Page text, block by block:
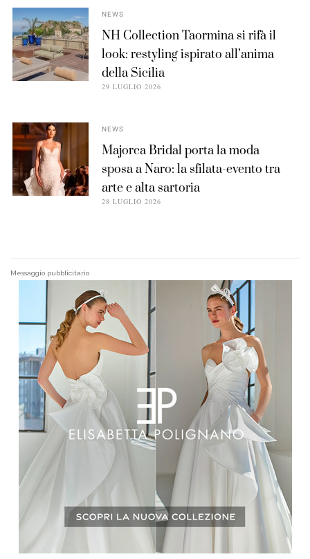
NEWS
NH Collection Taormina si rifà il
look: restyling ispirato all’anima
della Sicilia
29 LUGLIO 2026
NEWS
Majorca Bridal porta la moda
sposa a Naro: la sfilata-evento tra
arte e alta sartoria
28 LUGLIO 2026
Messaggio pubblicitario